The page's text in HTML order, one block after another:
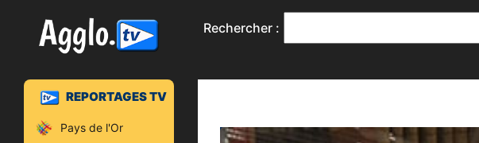
Rechercher :
REPORTAGES TV
Pays de l'Or